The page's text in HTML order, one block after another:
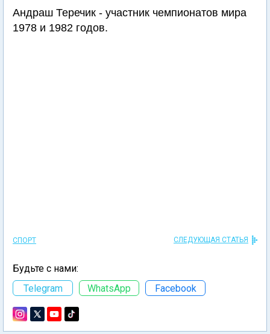
Андраш Теречик - участник чемпионатов мира
1978 и 1982 годов.
СПОРТ СЛЕДУЮЩАЯ СТАТЬЯ
Будьте с нами:
Telegram
WhatsApp Facebook